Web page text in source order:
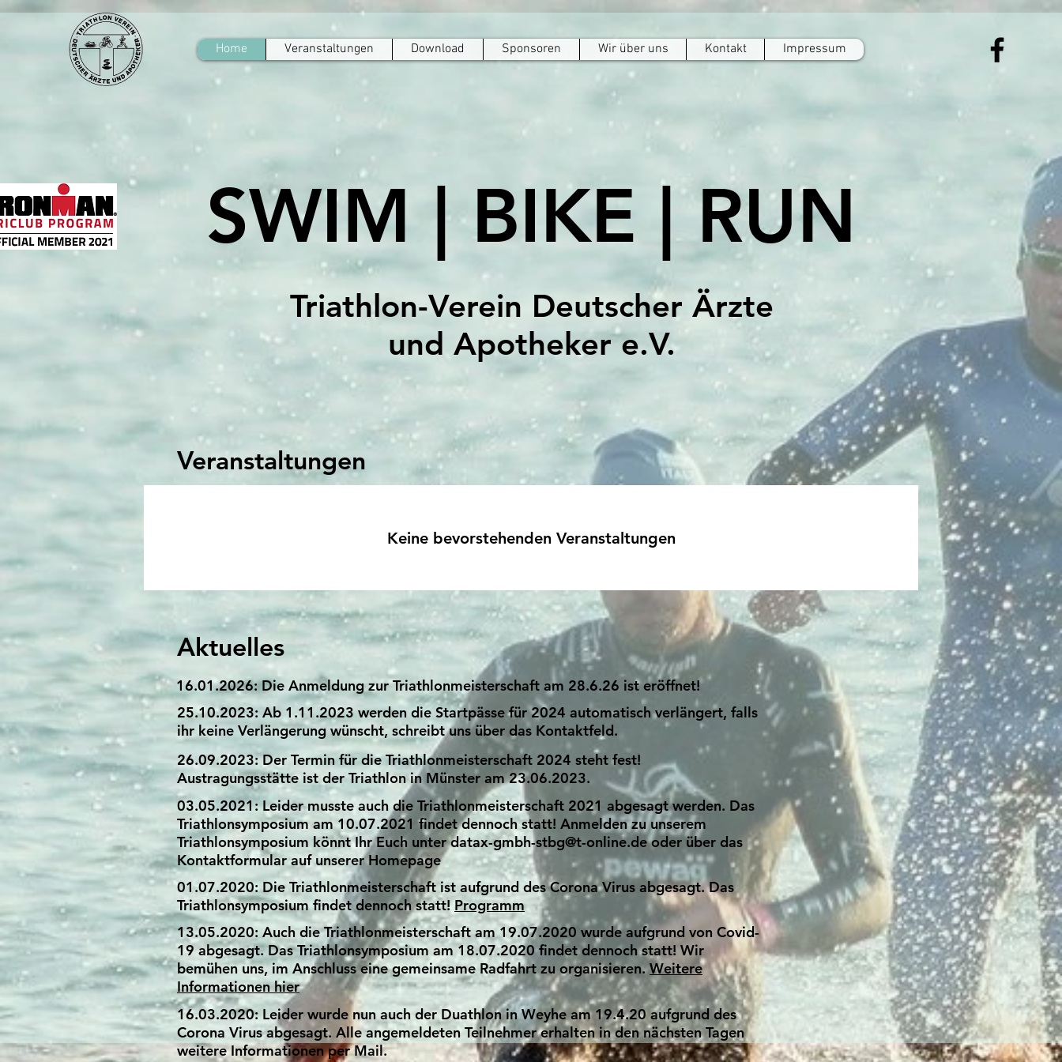
Home Veranstaltungen Download Sponsoren Wir über uns Kontakt Impressum
SWIM | BIKE | RUN
Triathlon-Verein Deutscher Ärzte
und Apotheker e.V.
Veranstaltungen
Keine bevorstehenden Veranstaltungen
Aktuelles
16.01.2026: Die Anmeldung zur Triathlonmeisterschaft am 28.6.26 ist eröffnet!
25.10.2023: Ab 1.11.2023 werden die Startpässe für 2024 automatisch verlängert, falls
ihr keine Verlängerung wünscht, schreibt uns über das Kontaktfeld.
26.09.2023: Der Termin für die Triathlonmeisterschaft 2024 steht fest!
Austragungsstätte ist der Triathlon in Münster am 23.06.2023.
03.05.2021: Leider musste auch die Triathlonmeisterschaft 2021 abgesagt werden. Das
Triathlonsymposium am 10.07.2021 findet dennoch statt! Anmelden zu unserem
Triathlonsymposium könnt Ihr Euch unterdatax-gmbh-stbg@t-online.deoder über das
Kontaktformular auf unserer Homepage
01.07.2020: Die Triathlonmeisterschaft ist aufgrund des Corona Virus abgesagt. Das
Triathlonsymposium findet dennoch statt!Programm
13.05.2020: Auch die Triathlonmeisterschaft am 19.07.2020 wurde aufgrund von Covid-
19 abgesagt. Das Triathlonsymposium am 18.07.2020 findet dennoch statt! Wir
bemühen uns, im Anschluss eine gemeinsame Radfahrt zu organisieren.Weitere
Informationen hier
16.03.2020: Leider wurde nun auch der Duathlon in Weyhe am 19.4.20 aufgrund des
Corona Virus abgesagt. Alle angemeldeten Teilnehmer erhalten in den nächsten Tagen
weitere Informationen per Mail.